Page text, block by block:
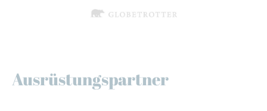
Ausrüstungspartner